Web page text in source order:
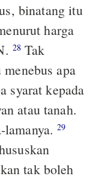
binatang itu
harga
28 Tak
apa
syarat kepada
atau tanah.
lamanya.29
tak boleh